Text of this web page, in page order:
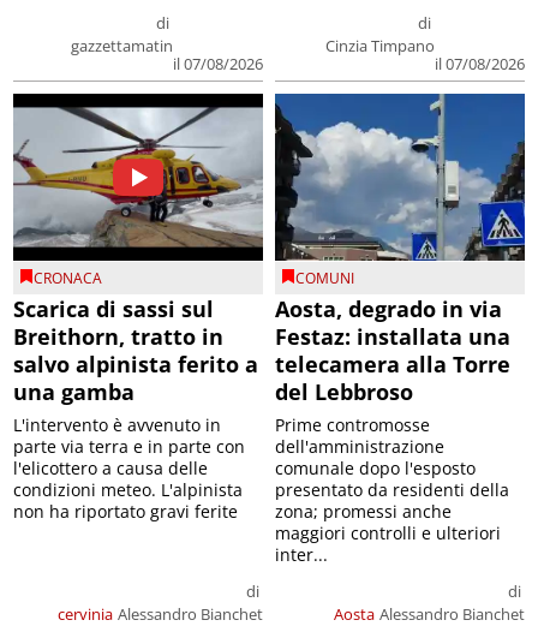
di
gazzettamatin
il 07/08/2026
di
Cinzia Timpano
il 07/08/2026
CRONACA
Scarica di sassi sul
Breithorn, tratto in
salvo alpinista ferito a
una gamba
cervinia
di
Alessandro Bianchet
L'intervento è avvenuto in
parte via terra e in parte con
l'elicottero a causa delle
condizioni meteo. L'alpinista
non ha riportato gravi ferite
COMUNI
Aosta, degrado in via
Festaz: installata una
telecamera alla Torre
del Lebbroso
Aosta
di
Alessandro Bianchet
Prime contromosse
dell'amministrazione
comunale dopo l'esposto
presentato da residenti della
zona; promessi anche
maggiori controlli e ulteriori
inter...